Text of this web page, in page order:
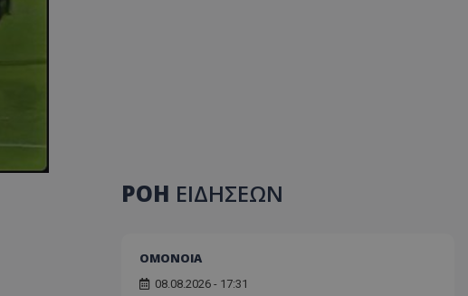
ΡΟΗ ΕΙΔΗΣΕΩΝ
ΟΜΟΝΟΙΑ
08.08.2026 - 17:31